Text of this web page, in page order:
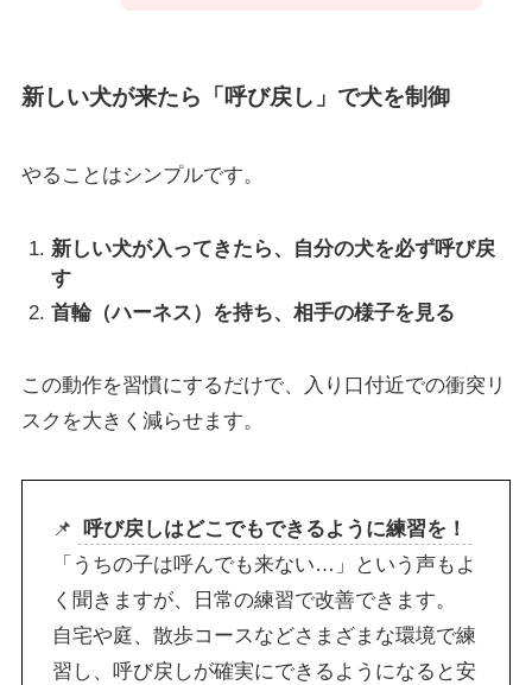
新しい犬が来たら「呼び戻し」で犬を制御
やることはシンプルです。
新しい犬が入ってきたら、自分の犬を必ず呼び戻
す
首輪（ハーネス）を持ち、相手の様子を見る
この動作を習慣にするだけで、入り口付近での衝突リ
スクを大きく減らせます。
📌
呼び戻しはどこでもできるように練習を！
「うちの子は呼んでも来ない…」という声もよ
く聞きますが、日常の練習で改善できます。
自宅や庭、散歩コースなどさまざまな環境で練
習し、呼び戻しが確実にできるようになると安